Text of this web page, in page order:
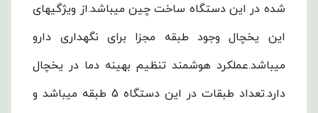
شده در این دستگاه ساخت چین میباشد.از ویژگیهای
این یخچال وجود طبقه مجزا برای نگهداری دارو
میباشد.عملکرد هوشمند تنظیم بهینه دما در یخچال
دارد.تعداد طبقات در این دستگاه 5 طبقه میباشد و